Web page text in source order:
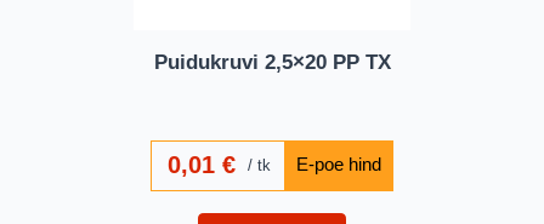
Puidukruvi 2,5×20 PP TX
0,01€ tk